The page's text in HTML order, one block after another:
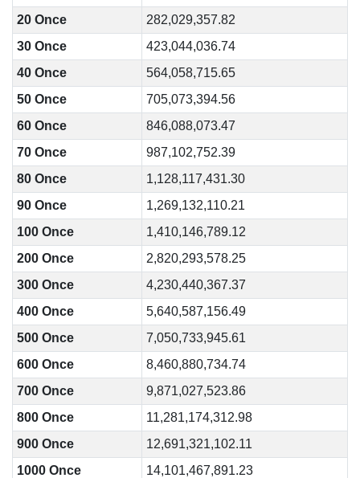
20 Once
282,029,357.82
30 Once
423,044,036.74
40 Once
564,058,715.65
50 Once
705,073,394.56
60 Once
846,088,073.47
70 Once
987,102,752.39
80 Once
1,128,117,431.30
90 Once
1,269,132,110.21
100 Once
1,410,146,789.12
200 Once
2,820,293,578.25
300 Once
4,230,440,367.37
400 Once
5,640,587,156.49
500 Once
7,050,733,945.61
600 Once
8,460,880,734.74
700 Once
9,871,027,523.86
800 Once
11,281,174,312.98
900 Once
12,691,321,102.11
1000 Once
14,101,467,891.23